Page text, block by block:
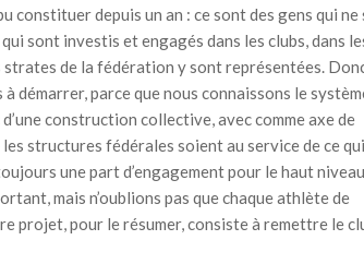
constituer depuis un an : ce sont des gens qui ne
sont investis et engagés dans les clubs, dans
strates de la fédération y sont représentées.
démarrer, parce que nous connaissons le
construction collective, avec comme axe de
structures fédérales soient au service de ce qui
une part d’engagement pour le haut
mais n’oublions pas que chaque athlète de
projet, pour le résumer, consiste à remettre le